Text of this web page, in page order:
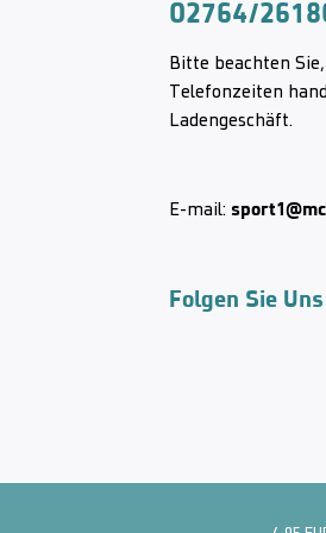
02764/
Bitte beachten
Telefonzeiten
Ladengeschäft.
E-mail:
Folgen Sie Uns